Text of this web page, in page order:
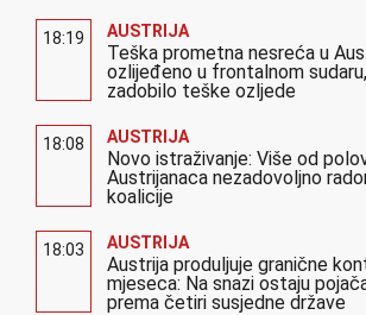
18:19 AUSTRIJA
Teška prometna nesreća u
ozlijeđeno u frontalnom
zadobilo teške ozljede
18:08 AUSTRIJA
Novo istraživanje: Više od
Austrijanaca nezadovoljno
koalicije
18:03 AUSTRIJA
Austrija produljuje granične
mjeseca: Na snazi ostaju
prema četiri susjedne države